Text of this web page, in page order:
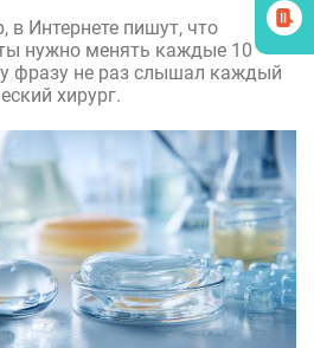
в Интернете пишут, что
нужно менять каждые 10
фразу не раз слышал каждый
хирург.